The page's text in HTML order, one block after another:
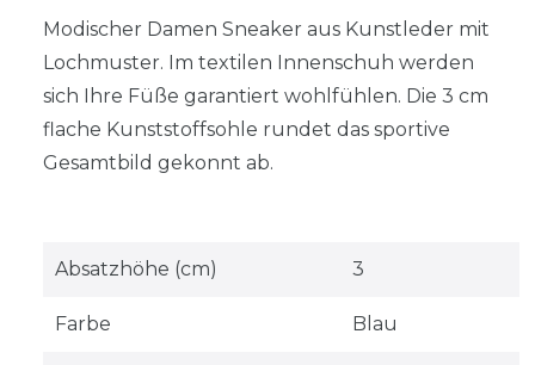
Modischer Damen Sneaker aus Kunstleder mit
Lochmuster. Im textilen Innenschuh werden
sich Ihre Füße garantiert wohlfühlen. Die 3 cm
flache Kunststoffsohle rundet das sportive
Gesamtbild gekonnt ab.
Absatzhöhe (cm) 3
Farbe Blau